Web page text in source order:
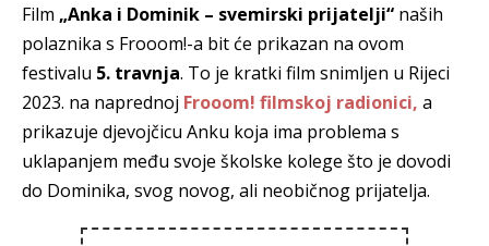
Film „Anka i Dominik – svemirski prijatelji“ naših
polaznika s Frooom!-a bit će prikazan na ovom
festivalu 5. travnja. To je kratki film snimljen u Rijeci
2023. na naprednoj Frooom! filmskoj radionici, a
prikazuje djevojčicu Anku koja ima problema s
uklapanjem među svoje školske kolege što je dovodi
do Dominika, svog novog, ali neobičnog prijatelja.